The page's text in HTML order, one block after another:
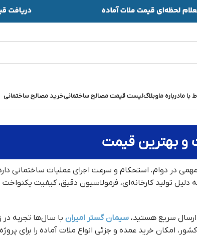
با مادرباره ماوبلاگلیست قیمت مصالح ساختمانیخرید مصالح ساختمانی
و بهترین قیمت
در دوام، استحکام و سرعت اجرای عملیات ساختمانی
تولید کارخانه‌ای، فرمولاسیون دقیق، کیفیت یکنواخت و
سریع هستید، سیمان گستر امیران با سال‌ها تجربه
امکان خرید عمده و جزئی انواع ملات آماده را برای